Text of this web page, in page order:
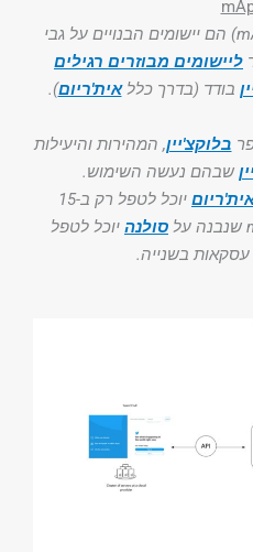
יישומים מרובי שרשרת (mApps) הם יישומים הבנויים על גבי
ליישומים מבוזרים רגילים
בודד (בדרך כללאית'ריום).
בלוקצ'יין, המהירות והיעילות
שבהם נעשה השימוש.
יוכל לטפל רק ב-15
סולנה יוכל לטפל